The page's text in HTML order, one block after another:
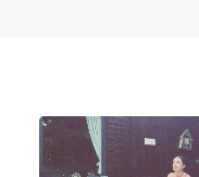
MERCH
ÜBER MICH